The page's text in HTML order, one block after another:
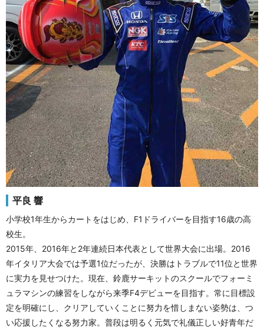
平良 響
小学校1年生からカートをはじめ、F1ドライバーを目指す16歳の高
校生。
2015年、2016年と2年連続日本代表として世界大会に出場。2016
年イタリア大会では予選1位だったが、決勝はトラブルで11位と世界
に実力を見せつけた。現在、鈴鹿サーキットのスクールでフォーミ
ュラマシンの練習をしながら来季F4デビューを目指す。常に目標設
定を明確にし、クリアしていくことに努力を惜しまない姿勢は、つ
い応援したくなる努力家。普段は明るく元気で礼儀正しい好青年だ